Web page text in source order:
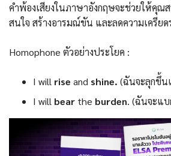
คำพ้องเสียงในภาษาอังกฤษจะช่วยให้คุณ
สนใจ สร้างอารมณ์ขัน และลดความเครียด
Homophone ตัวอย่างประโยค :
I will rise and shine. (ฉันจะลุกขึ้น
I will bear the burden. (ฉันจะแบ